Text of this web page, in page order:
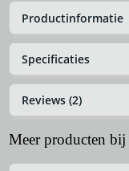
Productinformatie
Specificaties
Reviews (2)
Meer producten